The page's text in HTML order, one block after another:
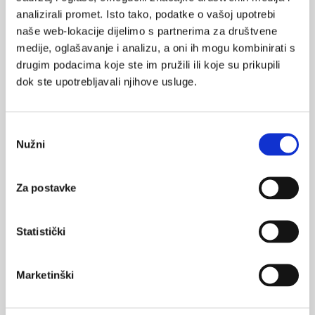
analizirali promet. Isto tako, podatke o vašoj upotrebi
naše web-lokacije dijelimo s partnerima za društvene
medije, oglašavanje i analizu, a oni ih mogu kombinirati s
drugim podacima koje ste im pružili ili koje su prikupili
dok ste upotrebljavali njihove usluge.
pristanka
Nužni
Za postavke
Statistički
Marketinški
ljudi i zajednica. Jačanjem prikupljanja standardiziranih kvalitetnih
AMR i AMC podataka, sljedeća faza GLASS-a poduprijet će
učinkovitu akciju temeljenu na podacima kako bi sezaustavila
pojava i širenje AMR-a i zaštitila uporaba antimikrobnih
lijekova za buduće generacije.
antibiotici
MI SE
POVRATAK
NA VRH